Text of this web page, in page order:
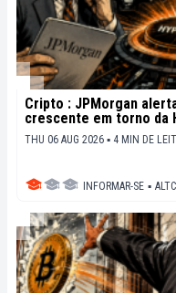
Cripto : JPMorgan
crescente em torno da
THU 06 AUG 2026 ▪ 4 MIN DE
INFORMAR-SE ▪